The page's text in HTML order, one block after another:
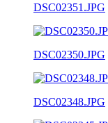
DSC02351.JPG
DSC02350.JPG
DSC02348.JPG